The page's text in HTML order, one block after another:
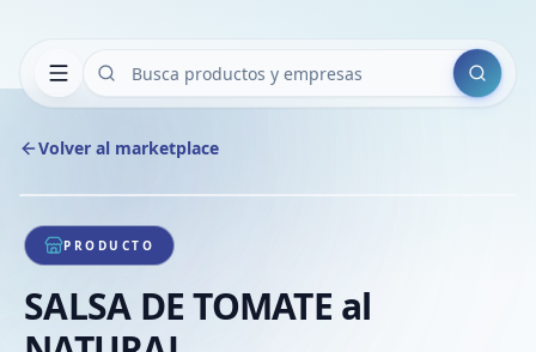
Buscar
Volver al marketplace
1/1
PRODUCTO
SALSA DE TOMATE al